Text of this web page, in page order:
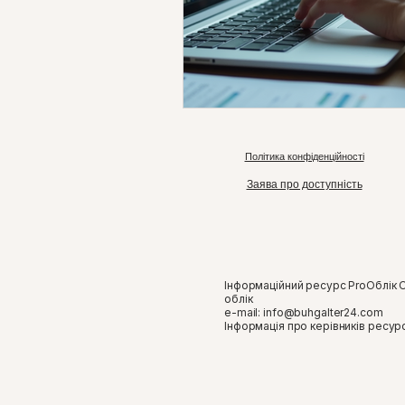
Політика конфіденційності
Заява про доступність
Інформаційний ресурс ProОблік
облік
e-mail:info@buhgalter24.com
​Інформація про керівників